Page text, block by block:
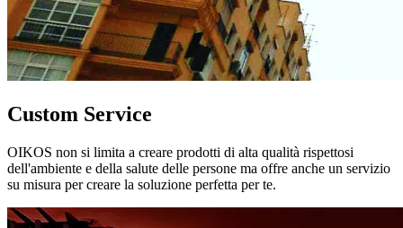
Custom Service
OIKOS non si limita a creare prodotti di alta qualità rispettosi
dell'ambiente e della salute delle persone ma offre anche un servizio
su misura per creare la soluzione perfetta per te.